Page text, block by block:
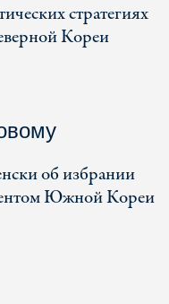
стратегиях
Кореи
об избрании
Южной Кореи